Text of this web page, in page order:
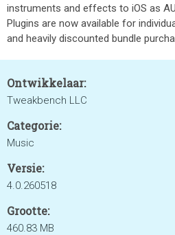
instruments and effects to iOS as
Plugins are now available for
and heavily discounted bundle
Ontwikkelaar:
Tweakbench LLC
Categorie:
Music
Versie:
4.0.260518
Grootte:
460.83 MB